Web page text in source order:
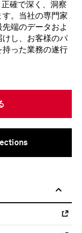
確で深く、洞察
。当社の専門家
端のデータおよ
し、お客様のパ
った業務の遂行